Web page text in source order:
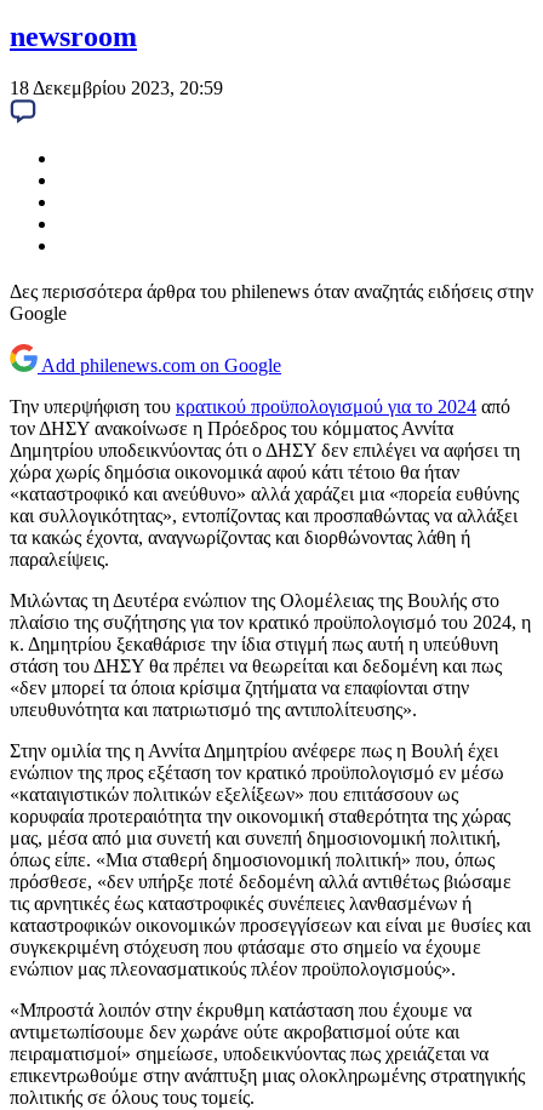
newsroom
18 Δεκεμβρίου 2023, 20:59
Δες περισσότερα άρθρα του philenews όταν αναζητάς ειδήσεις στην
Google
Add philenews.com on Google
Την υπερψήφιση του κρατικού προϋπολογισμού για το 2024 από
τον ΔΗΣΥ ανακοίνωσε η Πρόεδρος του κόμματος Αννίτα
Δημητρίου υποδεικνύοντας ότι ο ΔΗΣΥ δεν επιλέγει να αφήσει τη
χώρα χωρίς δημόσια οικονομικά αφού κάτι τέτοιο θα ήταν
«καταστροφικό και ανεύθυνο» αλλά χαράζει μια «πορεία ευθύνης
και συλλογικότητας», εντοπίζοντας και προσπαθώντας να αλλάξει
τα κακώς έχοντα, αναγνωρίζοντας και διορθώνοντας λάθη ή
παραλείψεις.
Μιλώντας τη Δευτέρα ενώπιον της Ολομέλειας της Βουλής στο
πλαίσιο της συζήτησης για τον κρατικό προϋπολογισμό του 2024, η
κ. Δημητρίου ξεκαθάρισε την ίδια στιγμή πως αυτή η υπεύθυνη
στάση του ΔΗΣΥ θα πρέπει να θεωρείται και δεδομένη και πως
«δεν μπορεί τα όποια κρίσιμα ζητήματα να επαφίονται στην
υπευθυνότητα και πατριωτισμό της αντιπολίτευσης».
Στην ομιλία της η Αννίτα Δημητρίου ανέφερε πως η Βουλή έχει
ενώπιον της προς εξέταση τον κρατικό προϋπολογισμό εν μέσω
«καταιγιστικών πολιτικών εξελίξεων» που επιτάσσουν ως
κορυφαία προτεραιότητα την οικονομική σταθερότητα της χώρας
μας, μέσα από μια συνετή και συνεπή δημοσιονομική πολιτική,
όπως είπε. «Μια σταθερή δημοσιονομική πολιτική» που, όπως
πρόσθεσε, «δεν υπήρξε ποτέ δεδομένη αλλά αντιθέτως βιώσαμε
τις αρνητικές έως καταστροφικές συνέπειες λανθασμένων ή
καταστροφικών οικονομικών προσεγγίσεων και είναι με θυσίες και
συγκεκριμένη στόχευση που φτάσαμε στο σημείο να έχουμε
ενώπιον μας πλεονασματικούς πλέον προϋπολογισμούς».
«Μπροστά λοιπόν στην έκρυθμη κατάσταση που έχουμε να
αντιμετωπίσουμε δεν χωράνε ούτε ακροβατισμοί ούτε και
πειραματισμοί» σημείωσε, υποδεικνύοντας πως χρειάζεται να
επικεντρωθούμε στην ανάπτυξη μιας ολοκληρωμένης στρατηγικής
πολιτικής σε όλους τους τομείς.